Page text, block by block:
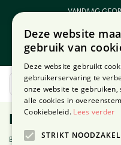
VANDAAG
Pot Tusca
Beoordeling (1):
Deze website
gebruik van
Deze website gebruikt
gebruikerservaring te
onze website te gebruiken,
alle cookies in
Cookiebeleid. Lees verder
STRIKT